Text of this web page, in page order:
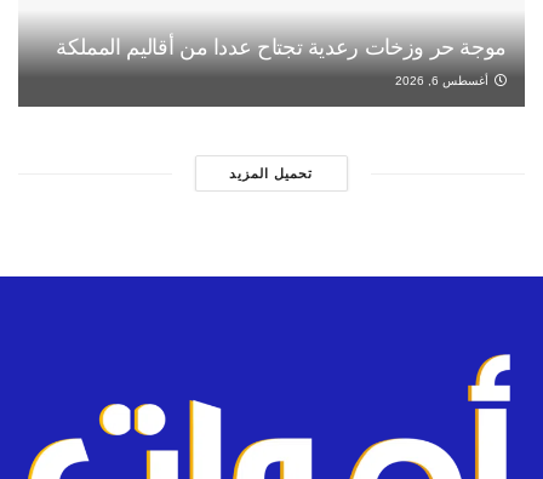
موجة حر وزخات رعدية تجتاح عددا من أقاليم المملكة
أغسطس 6, 2026
تحميل المزيد